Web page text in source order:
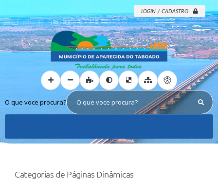
LOGIN / CADASTRO
O que voce procura?
Categorias de Páginas Dinâmicas